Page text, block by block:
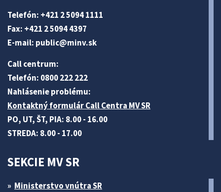
Telefón: +421 2 5094 1111
Fax: +421 2 5094 4397
E-mail: public@minv.sk
Call centrum:
Telefón: 0800 222 222
Nahlásenie problému:
Kontaktný formulár Call Centra MV SR
PO, UT, ŠT, PIA: 8.00 - 16.00
STREDA: 8.00 - 17.00
SEKCIE MV SR
Ministerstvo vnútra SR